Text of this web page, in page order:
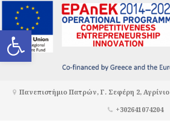
Ανοίξτε τη γραμμή εργαλείων
Πανεπιστήμιο Πατρών, Γ. Σεφέρη 2, Αγρίνιο
+302641074204